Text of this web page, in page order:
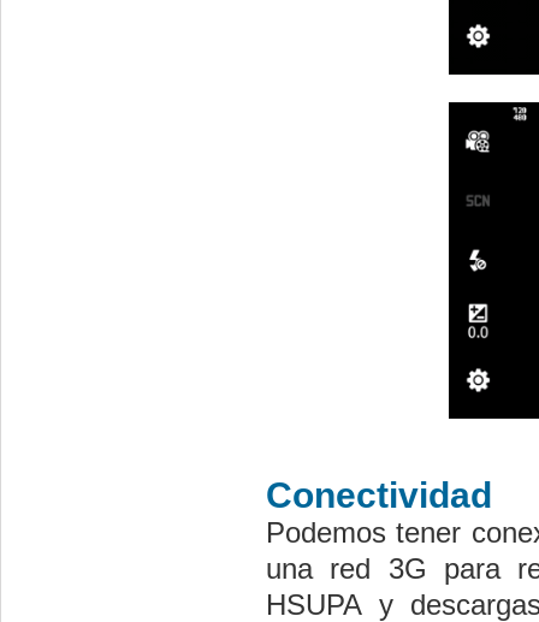
Conectividad
Podemos tener
una red 3G para
HSUPA y